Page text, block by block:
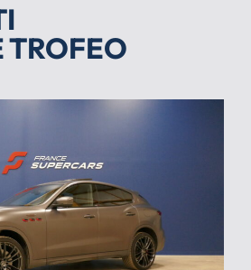
TROFEO